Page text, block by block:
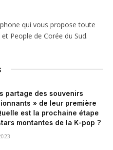
qui vous propose toute
People de Corée du Sud.
partage des souvenirs
» de leur première
est la prochaine étape
montantes de la K-pop ?